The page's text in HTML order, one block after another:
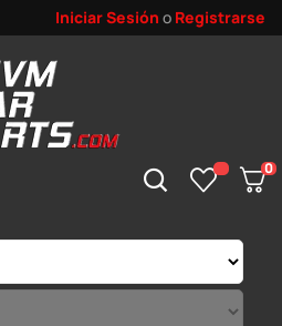
Iniciar Sesión o Registrarse
0